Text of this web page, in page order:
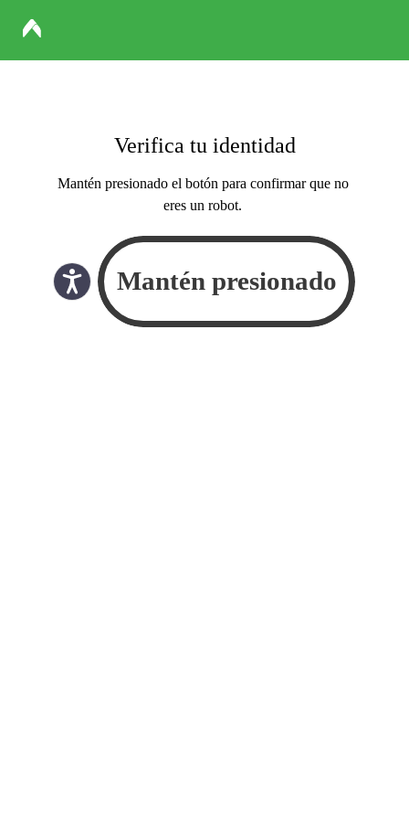
Verifica tu identidad
Mantén presionado el botón para confirmar que no
eres un robot.